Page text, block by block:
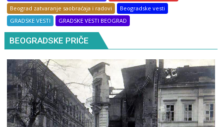
Beograd zatvaranje saobraćaja i radovi
Beogradske vesti
GRADSKE VESTI
GRADSKE VESTI BEOGRAD
BEOGRADSKE PRIČE